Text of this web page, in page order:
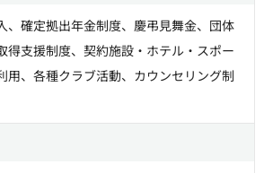
、確定拠出年金制度、慶弔見舞金、団体
得支援制度、契約施設・ホテル・スポー
用、各種クラブ活動、カウンセリング制